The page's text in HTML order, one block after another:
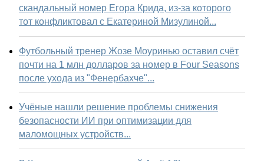
скандальный номер Егора Крида, из-за которого
тот конфликтовал с Екатериной Мизулиной...
Футбольный тренер Жозе Моуринью оставил счёт
почти на 1 млн долларов за номер в Four Seasons
после ухода из "Фенербахче"...
Учёные нашли решение проблемы снижения
безопасности ИИ при оптимизации для
маломощных устройств...